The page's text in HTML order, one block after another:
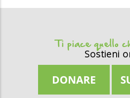
Ti piace quello
Sostieni